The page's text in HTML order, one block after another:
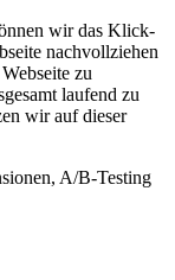
wir das Klick-
nachvollziehen
zu
laufend zu
wir auf dieser
A/B-Testing